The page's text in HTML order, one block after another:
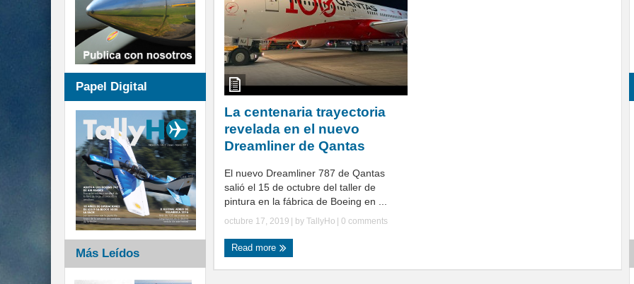
La centenaria trayectoria
revelada en el nuevo
Dreamliner de Qantas
El nuevo Dreamliner 787 de Qantas
salió el 15 de octubre del taller de
pintura en la fábrica de Boeing en ...
octubre 17, 2019 | by TallyHo 0 comments
Read more
Papel Digital
Más Leídos